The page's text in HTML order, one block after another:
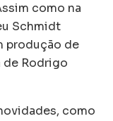
como na
Schmidt
produção de
de Rodrigo
como